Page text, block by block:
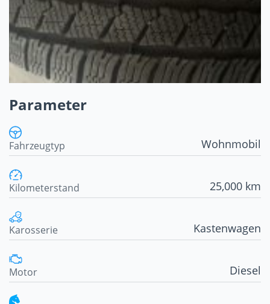
Parameter
Fahrzeugtyp Wohnmobil
Kilometerstand 25,000 km
Karosserie Kastenwagen
Motor Diesel